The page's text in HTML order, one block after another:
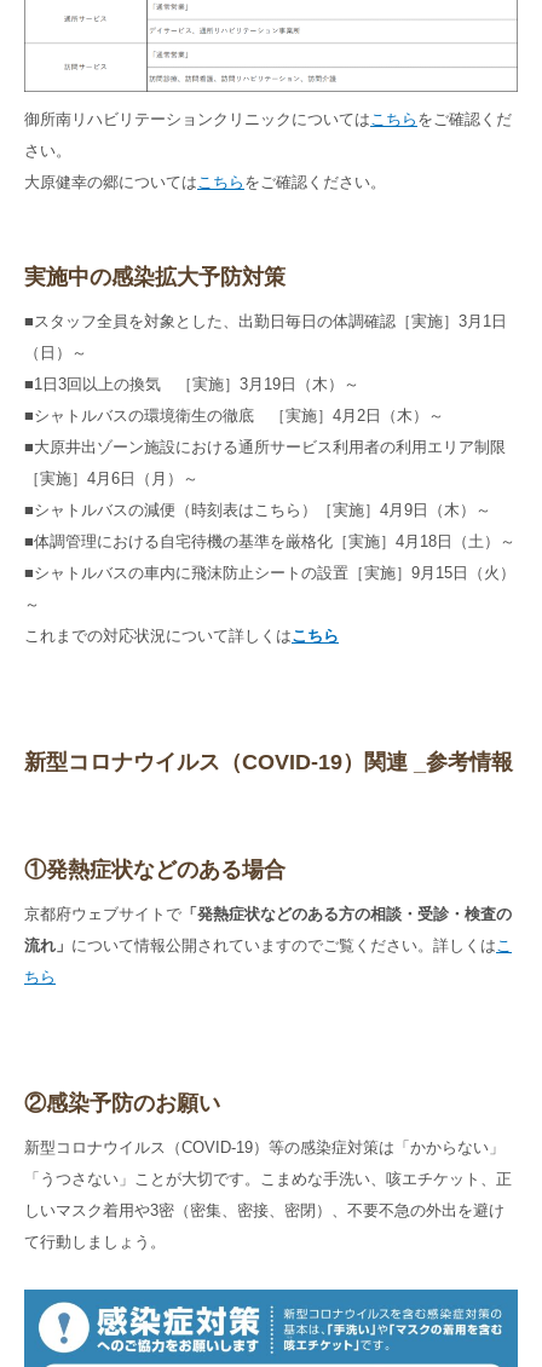
御所南リハビリテーションクリニックについてはこちら をご確認くだ
さい。
大原健幸の郷についてはこちら をご確認ください。
実施中の感染拡大予防対策
■スタッフ全員を対象とした、出勤日毎日の体調確認［実施］3月1日
（日）～
■1日3回以上の換気 ［実施］3月19日（木）～
■シャトルバスの環境衛生の徹底 ［実施］4月2日（木）～
■大原井出ゾーン施設における通所サービス利用者の利用エリア制限
［実施］4月6日（月）～
■シャトルバスの減便（時刻表はこちら）［実施］4月9日（木）～
■体調管理における自宅待機の基準を厳格化［実施］4月18日（土）～
■シャトルバスの車内に飛沫防止シートの設置［実施］9月15日（火）
～
これまでの対応状況について詳しくはこちら
新型コロナウイルス（COVID-19）関連 _参考情報
①発熱症状などのある場合
京都府ウェブサイトで 「発熱症状などのある方の相談・受診・検査の
流れ」 について情報公開されていますのでご覧ください。詳しくはこ
ちら
②感染予防のお願い
新型コロナウイルス（COVID-19）等の感染症対策は「かからない」
「うつさない」ことが大切です。こまめな手洗い、咳エチケット、正
しいマスク着用や3密（密集、密接、密閉）、不要不急の外出を避け
て行動しましょう。